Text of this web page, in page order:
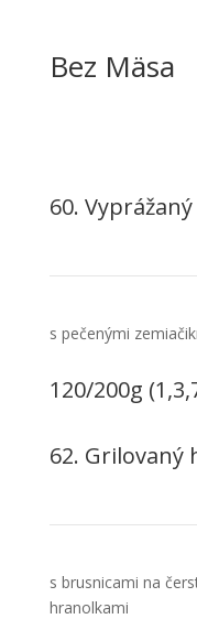
Bez Mäsa
60.
s pečenými
120/200g
62. Grilovaný
s brusnicami na
hranolkami